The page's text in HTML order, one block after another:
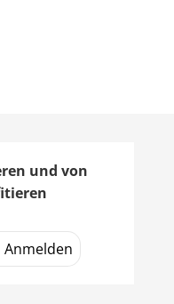
und von